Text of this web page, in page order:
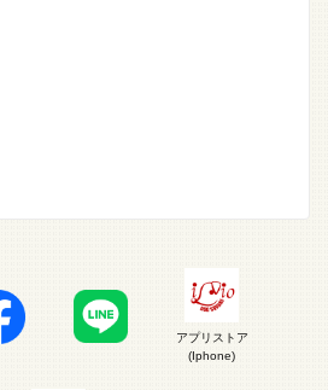
アプリストア
(Iphone)